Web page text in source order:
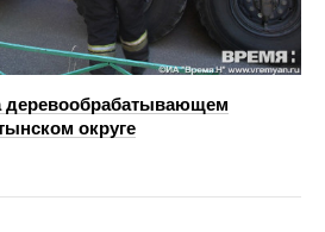
деревообрабатывающем
округе